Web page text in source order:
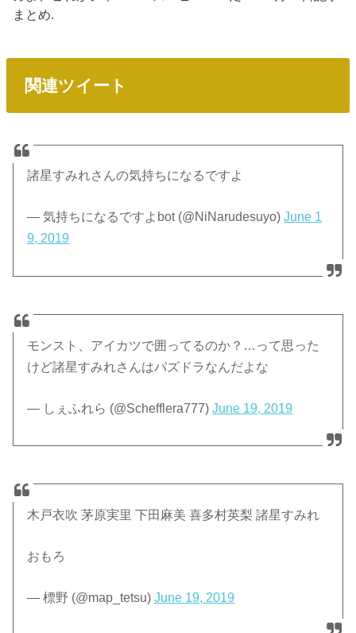
まとめ.
関連ツイート
諸星すみれさんの気持ちになるですよ
— 気持ちになるですよbot (@NiNarudesuyo)June 1
9, 2019
モンスト、アイカツで囲ってるのか？…って思った
けど諸星すみれさんはパズドラなんだよな
— しぇふれら (@Schefflera777)June 19, 2019
木戸衣吹 茅原実里 下田麻美 喜多村英梨 諸星すみれ
おもろ
— 標野 (@map_tetsu)June 19, 2019